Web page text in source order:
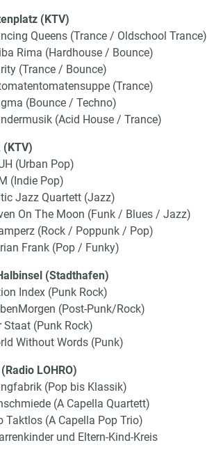
(KTV)
Queens (Trance / Oldschool Trance)
Rima (Hardhouse / Bounce)
(Trance / Bounce)
(Trance)
(Bounce / Techno)
(Acid House / Trance)
(KTV)
(Urban Pop)
(Indie Pop)
Jazz Quartett (Jazz)
On The Moon (Funk / Blues / Jazz)
(Rock / Poppunk / Pop)
Frank (Pop / Funky)
(Stadthafen)
Index (Punk Rock)
(Post-Punk/Rock)
Staat (Punk Rock)
Without Words (Punk)
LOHRO)
(Pop bis Klassik)
(A Capella Quartett)
Taktlos (A Capella Pop Trio)
und Eltern-Kind-Kreis